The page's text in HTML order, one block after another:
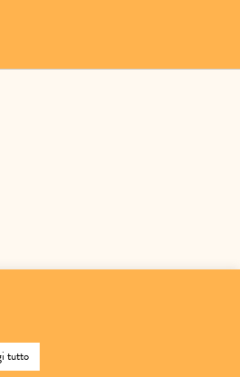
tutto